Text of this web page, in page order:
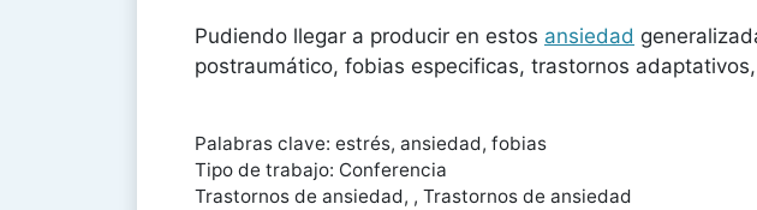
Pudiendo llegar a producir en estos ansiedad
postraumático, fobias especificas, trastornos
Palabras clave: estrés, ansiedad, fobias
Tipo de trabajo: Conferencia
Trastornos de ansiedad, , Trastornos de ansiedad